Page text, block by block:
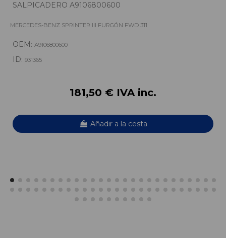
SALPICADERO A9106800600
MERCEDES-BENZ SPRINTER III FURGÓN FWD 311
OEM: A9106800600
ID: 931365
181,50 € IVA inc.
Añadir a la cesta